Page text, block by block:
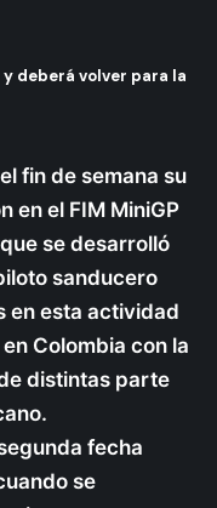
deberá volver para la
fin de semana su
en el FIM MiniGP
se desarrolló
sanducero
en esta actividad
Colombia con la
distintas parte
fecha
se